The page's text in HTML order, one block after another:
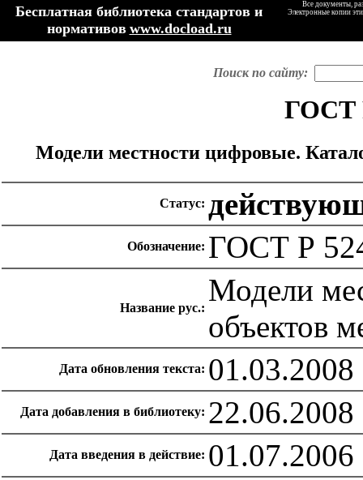
Бесплатная библиотека стандартов и
нормативов www.docload.ru
Все документы,
Электронные копии
Поиск по сайту:
ГОСТ
Модели местности цифровые.
Статус:
Обозначение: ГОСТ Р
Название рус.:
Модели
объектов
Дата обновления текста: 01.03.2008
Дата добавления в библиотеку: 22.06.2008
Дата введения в действие: 01.07.2006